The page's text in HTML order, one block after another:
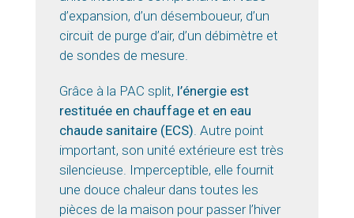
d’expansion, d’un désemboueur, d’un
circuit de purge d’air, d’un débimètre et
de sondes de mesure.
Grâce à la PAC split, l’énergie est
restituée en chauffage et en eau
chaude sanitaire (ECS) . Autre point
important, son unité extérieure est très
silencieuse. Imperceptible, elle fournit
une douce chaleur dans toutes les
pièces de la maison pour passer l’hiver